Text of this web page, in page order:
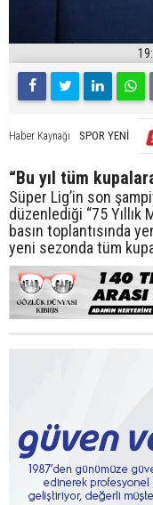
Haber Kaynağı SPOR YENİ
“Bu yıl tüm
Süper Lig’in son
düzenlediği “75
basın toplantısında
yeni sezonda tüm